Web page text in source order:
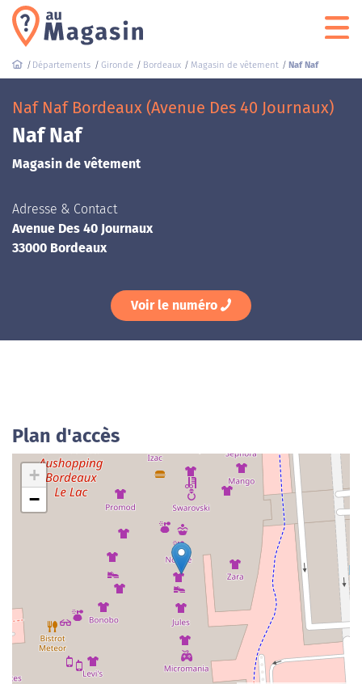
Départements Gironde Bordeaux Magasin de vêtement Naf Naf
Naf Naf Bordeaux (Avenue Des 40 Journaux)
Naf Naf
Magasin de vêtement
Adresse & Contact
Avenue Des 40 Journaux
33000 Bordeaux
Voir le numéro
Plan d'accès
+
−